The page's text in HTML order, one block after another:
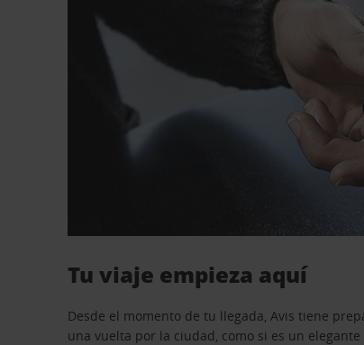
Tu viaje empieza aquí
Desde el momento de tu llegada, Avis tiene
una vuelta por la ciudad, como si es un